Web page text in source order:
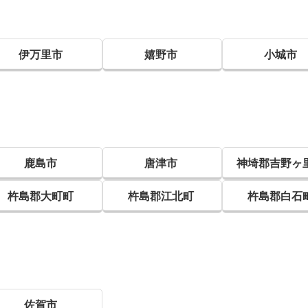
伊万里市 嬉野市 小城市
鹿島市 唐津市 神埼郡吉野ヶ
杵島郡大町町 杵島郡江北町 杵島郡白石
佐賀市